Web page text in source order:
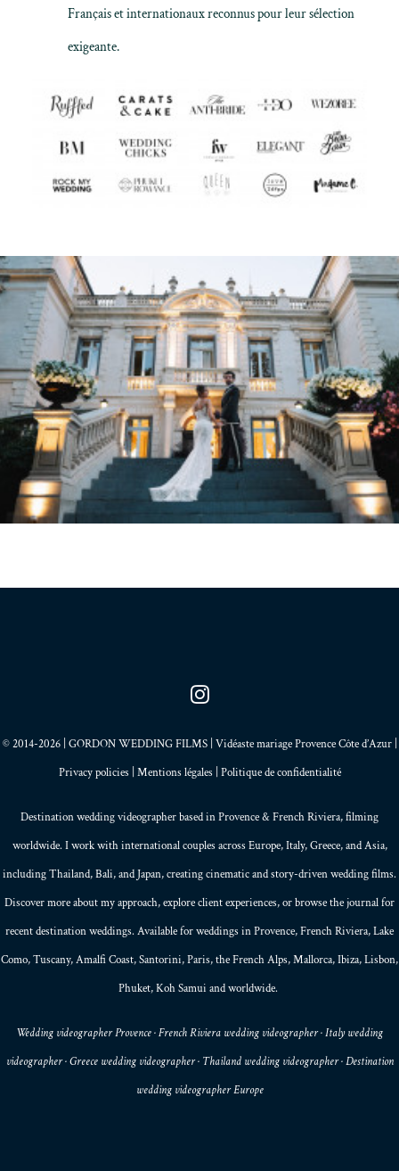
Français et internationaux reconnus pour leur sélection
exigeante.
© 2014-2026 | GORDON WEDDING FILMS | Vidéaste mariage Provence Côte d’Azur |
Privacy policies| Mentions légales| Politique de confidentialité
Destination wedding videographer based inProvence&French Riviera, filming
worldwide. I work with international couples across Europe,Italy,Greece, andAsia,
including Thailand,Bali, andJapan, creatingcinematic and story-driven wedding films.
Discover more about myapproach, exploreclient experiences, or browse thejournalfor
recent destination weddings. Available for weddings in Provence, French Riviera, Lake
Como, Tuscany, Amalfi Coast,Santorini,Paris, theFrench Alps,Mallorca, Ibiza,Lisbon,
Phuket, Koh Samui and worldwide.
Wedding videographer Provence · French Riviera wedding videographer · Italy wedding
videographer · Greece wedding videographer · Thailand wedding videographer · Destination
wedding videographer Europe